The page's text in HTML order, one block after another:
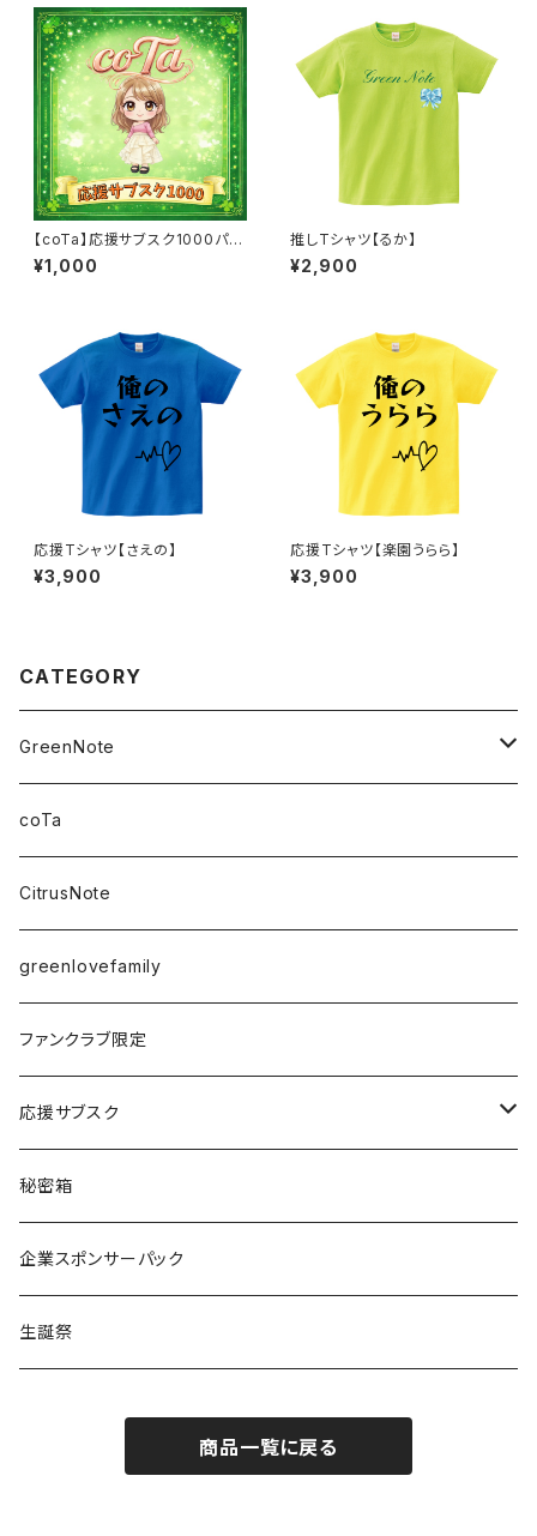
【coTa】応援サブスク1000パッ
ク
¥1,000
推しTシャツ【るか】
¥2,900
応援Tシャツ【さえの】
¥3,900
応援Tシャツ【楽園うらら】
¥3,900
CATEGORY
GreenNote
さえの
愛乃茉央
虹海ぽんず
楽園うらら
りな
える
るか
coTa
CitrusNote
greenlovefamily
ファンクラブ限定
応援サブスク
Green Note
Citrus Note
coTa
秘密箱
企業スポンサーパック
生誕祭
商品一覧に戻る